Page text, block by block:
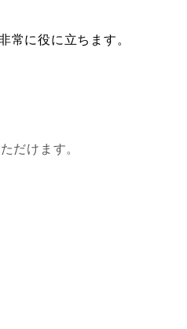
常に役に立ちます。
だけます。